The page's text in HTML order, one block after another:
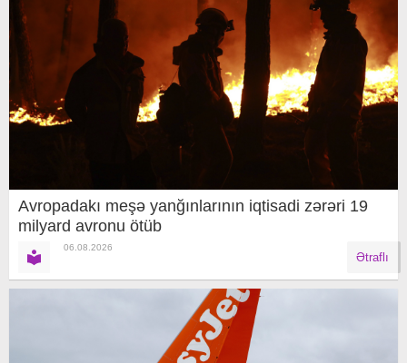
Avropadakı meşə yanğınlarının iqtisadi zərəri 19
milyard avronu ötüb
06.08.2026
Ətraflı